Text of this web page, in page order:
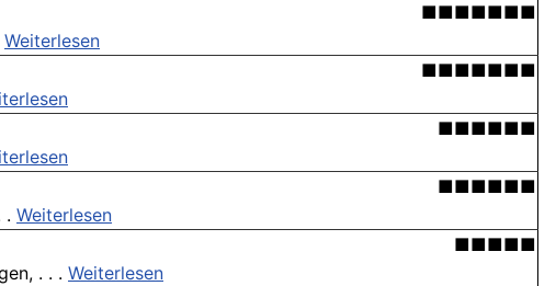
■■■■■■■
Weiterlesen
■■■■■■■
■■■■■■
■■■■■■
. Weiterlesen
■■■■■
. . . Weiterlesen